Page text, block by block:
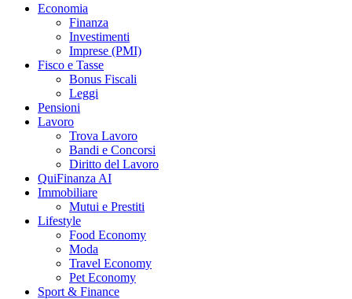
Economia
Finanza
Investimenti
Imprese (PMI)
Fisco e Tasse
Bonus Fiscali
Leggi
Pensioni
Lavoro
Trova Lavoro
Bandi e Concorsi
Diritto del Lavoro
QuiFinanza AI
Immobiliare
Mutui e Prestiti
Lifestyle
Food Economy
Moda
Travel Economy
Pet Economy
Sport & Finance